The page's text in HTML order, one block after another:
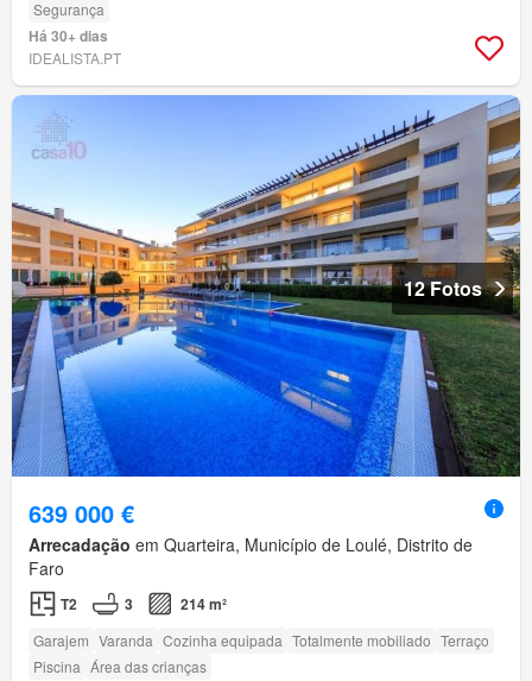
Segurança
Há 30+ dias
IDEALISTA.PT
12 Fotos
639 000 €
Arrecadação em Quarteira, Município de Loulé, Distrito de
Faro
T2 3 214 m²
Garajem Varanda Cozinha equipada Totalmente mobiliado Terraço
Piscina Área das crianças